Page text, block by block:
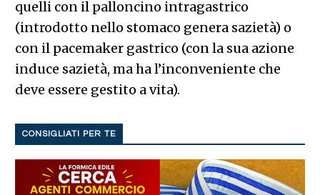
quelli con il palloncino intragastrico
(introdotto nello stomaco genera sazietà) o
con il pacemaker gastrico (con la sua azione
induce sazietà, ma ha l’inconveniente che
deve essere gestito a vita).
CONSIGLIATI PER TE